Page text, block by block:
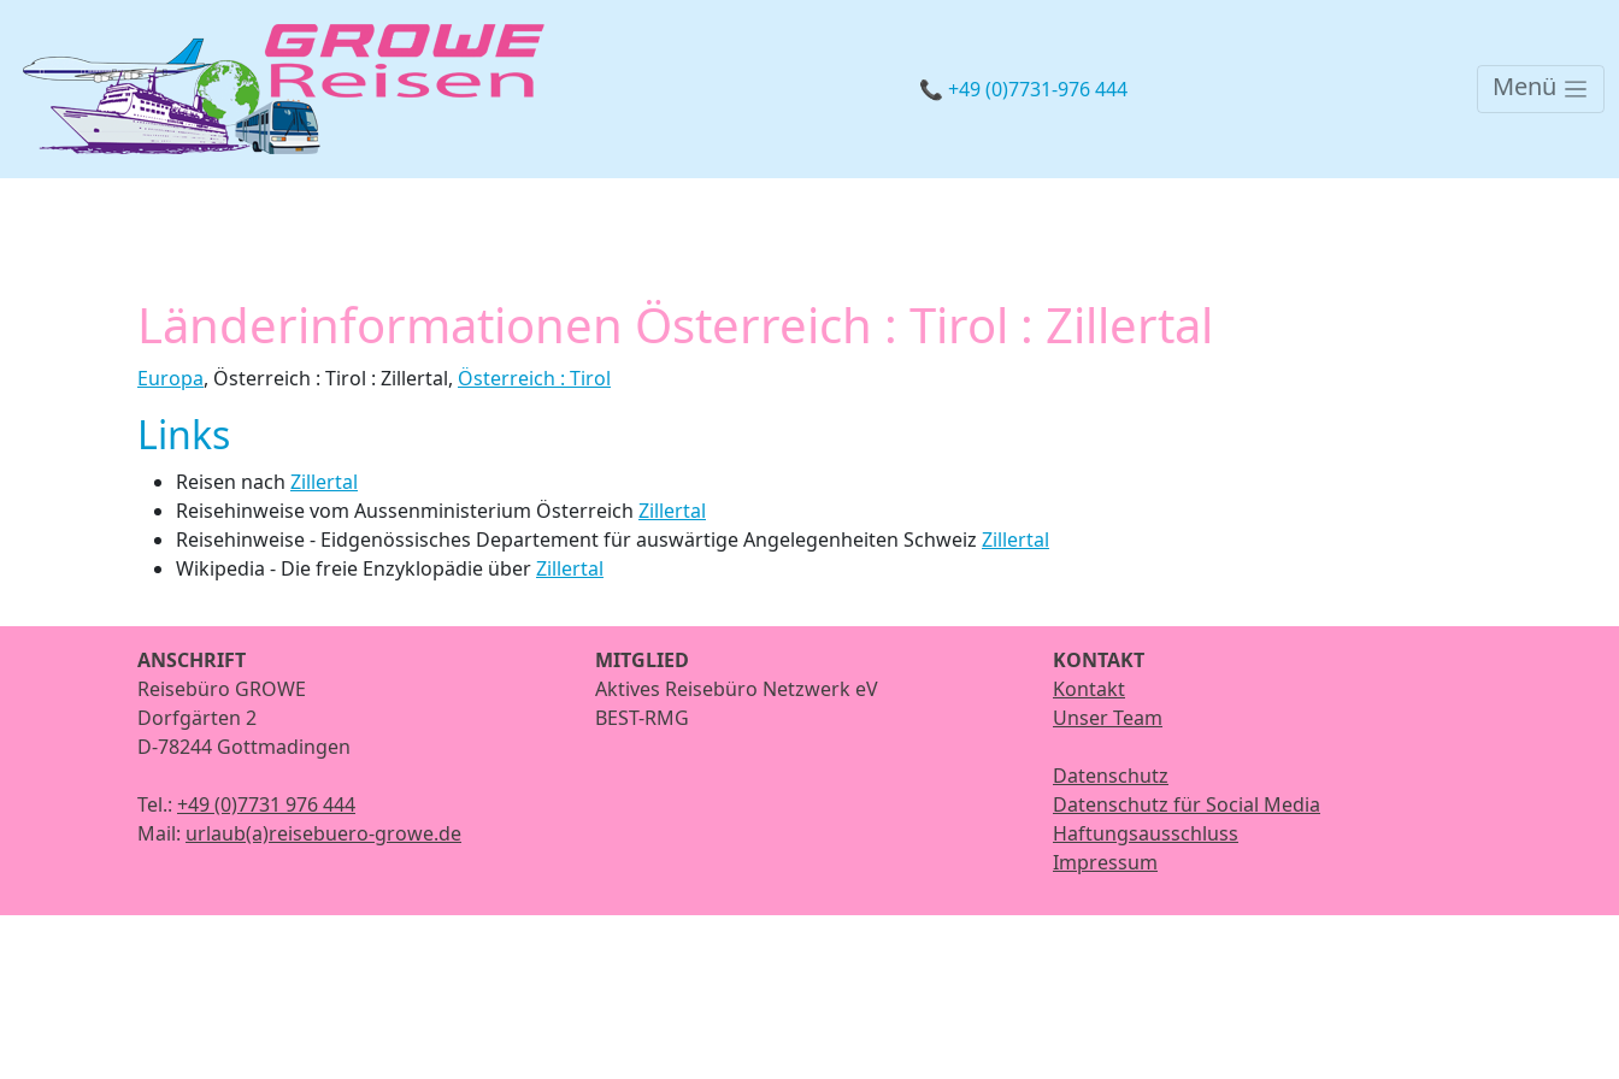
📞 +49 (0)7731-976 444 Menü
Länderinformationen Österreich : Tirol : Zillertal
Europa, Österreich : Tirol : Zillertal, Österreich : Tirol
Links
Reisen nach Zillertal
Reisehinweise vom Aussenministerium Österreich Zillertal
Reisehinweise - Eidgenössisches Departement für auswärtige Angelegenheiten Schweiz Zillertal
Wikipedia - Die freie Enzyklopädie überZillertal
ANSCHRIFT
Reisebüro GROWE
Dorfgärten 2
D-78244 Gottmadingen
Tel.: +49 (0)7731 976 444
Mail: urlaub(a)reisebuero-growe.de
MITGLIED
Aktives Reisebüro Netzwerk eV
BEST-RMG
KONTAKT
Kontakt
Unser Team
Datenschutz
Datenschutz für Social Media
Haftungsausschluss
Impressum